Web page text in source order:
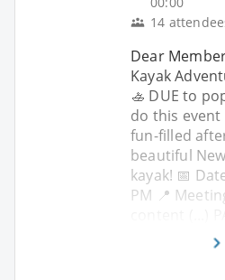
14
Dear
Kayak
🚣 DUE to
do this event
fun-filled
beautiful
kayak! 📅
PM 📍